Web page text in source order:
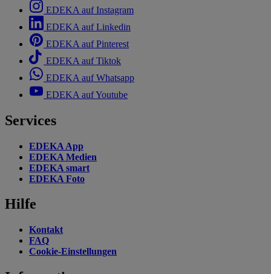
EDEKA auf Instagram
EDEKA auf Linkedin
EDEKA auf Pinterest
EDEKA auf Tiktok
EDEKA auf Whatsapp
EDEKA auf Youtube
Services
EDEKA App
EDEKA Medien
EDEKA smart
EDEKA Foto
Hilfe
Kontakt
FAQ
Cookie-Einstellungen